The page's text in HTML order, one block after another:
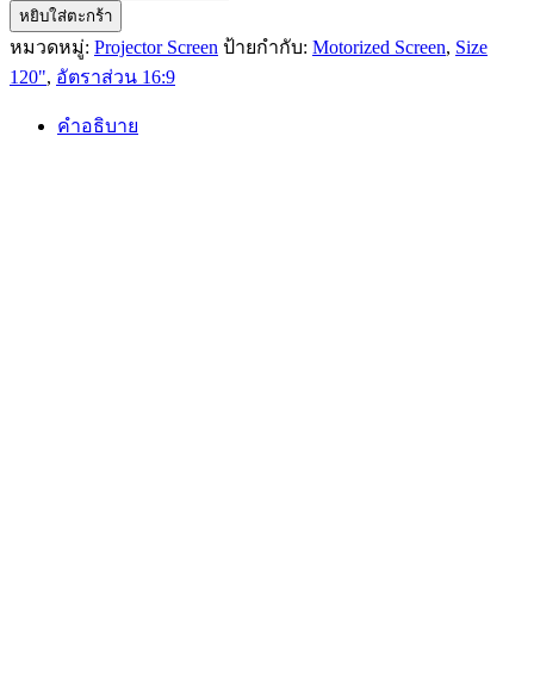
Hoshi
Motorized
Screen
120″
WSM169-
หยิบใส่ตะกร้า
หมวดหมู่: Projector Screen ป้ายกำกับ: Motorized Screen, Size
120", อัตราส่วน 16:9
คำอธิบาย